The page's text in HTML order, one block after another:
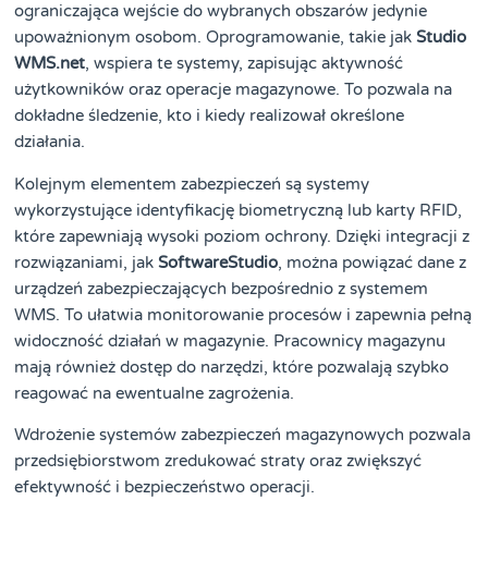
ograniczająca wejście do wybranych obszarów jedynie
upoważnionym osobom. Oprogramowanie, takie jakStudio
WMS.net, wspiera te systemy, zapisując aktywność
użytkowników oraz operacje magazynowe. To pozwala na
dokładne śledzenie, kto i kiedy realizował określone
działania.
Kolejnym elementem zabezpieczeń są systemy
wykorzystujące identyfikację biometryczną lub karty RFID,
które zapewniają wysoki poziom ochrony. Dzięki integracji z
rozwiązaniami, jakSoftwareStudio, można powiązać dane z
urządzeń zabezpieczających bezpośrednio z systemem
WMS. To ułatwia monitorowanie procesów i zapewnia pełną
widoczność działań w magazynie. Pracownicy magazynu
mają również dostęp do narzędzi, które pozwalają szybko
reagować na ewentualne zagrożenia.
Wdrożenie systemów zabezpieczeń magazynowych pozwala
przedsiębiorstwom zredukować straty oraz zwiększyć
efektywność i bezpieczeństwo operacji.